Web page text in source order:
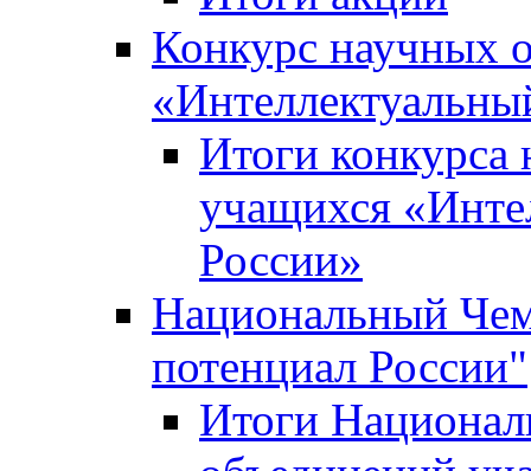
Конкурс научных
Итоги
учащихся
России»
Национальный
потенциал России"
Итоги